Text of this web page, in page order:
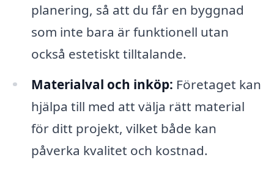
planering, så att du får en byggnad
som inte bara är funktionell utan
också estetiskt tilltalande.
Materialval och inköp: Företaget kan
hjälpa till med att välja rätt material
för ditt projekt, vilket både kan
påverka kvalitet och kostnad.